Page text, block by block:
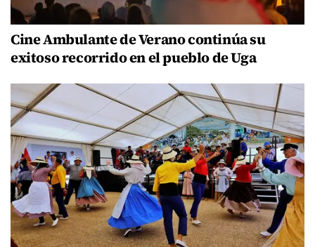
Cine Ambulante de Verano continúa su
exitoso recorrido en el pueblo de Uga